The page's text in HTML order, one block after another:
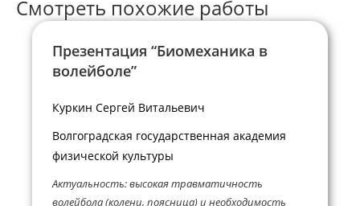
Смотреть похожие работы
Презентация “Биомеханика в
волейболе”
Куркин Сергей Витальевич
Волгоградская государственная академия
физической культуры
Актуальность: высокая травматичность
волейбола (колени, поясница) и необходимость